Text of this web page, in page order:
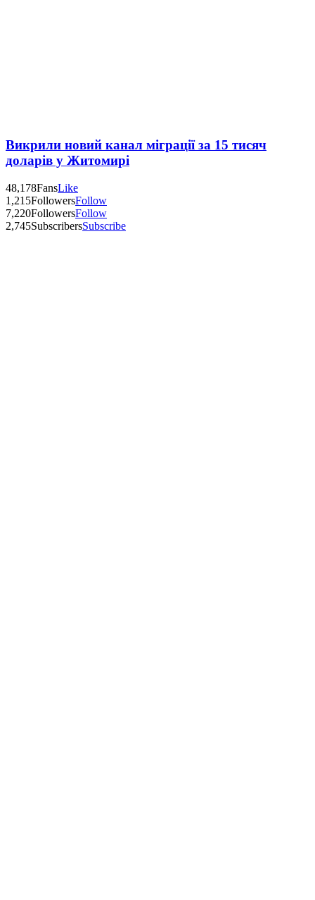
Викрили новий канал міграції за 15 тисяч
доларів у Житомирі
48,178FansLike
1,215FollowersFollow
7,220FollowersFollow
2,745SubscribersSubscribe